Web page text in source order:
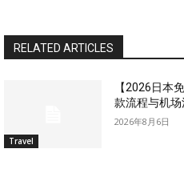
RELATED ARTICLES
Travel
【2026日本
款流程与机
2026年8月6日